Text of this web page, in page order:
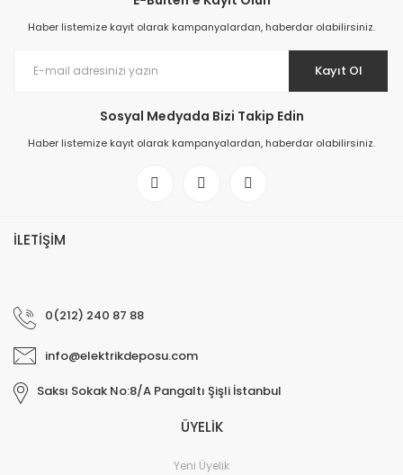
Haber listemize kayıt olarak kampanyalardan, haberdar olabilirsiniz.
Kayıt Ol
Sosyal Medyada Bizi Takip Edin
Haber listemize kayıt olarak kampanyalardan, haberdar olabilirsiniz.
İLETİŞİM
0(212) 240 87 88
info@elektrikdeposu.com
Saksı Sokak No:8/A Pangaltı Şişli İstanbul
ÜYELİK
Yeni Üyelik